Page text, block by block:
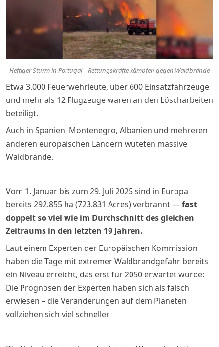
Heftiger Sturm in Portugal – Rettungskräfte kämpfen gegen Waldbrände
Etwa 3.000 Feuerwehrleute, über 600 Einsatzfahrzeuge
und mehr als 12 Flugzeuge waren an den Löscharbeiten
beteiligt.
Auch in Spanien, Montenegro, Albanien und mehreren
anderen europäischen Ländern wüteten massive
Waldbrände.
Vom 1. Januar bis zum 29. Juli 2025 sind in Europa
bereits 292.855 ha (723.831 Acres) verbrannt —fast
doppelt so viel wie im Durchschnitt des gleichen
Zeitraums in den letzten 19 Jahren.
Laut einem Experten der Europäischen Kommission
haben die Tage mit extremer Waldbrandgefahr bereits
ein Niveau erreicht, das erst für 2050 erwartet wurde:
Die Prognosen der Experten haben sich als falsch
erwiesen – die Veränderungen auf dem Planeten
vollziehen sich viel schneller.